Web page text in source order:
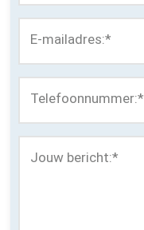
E-mailadres:*
Telefoonnummer:*
Jouw bericht:*